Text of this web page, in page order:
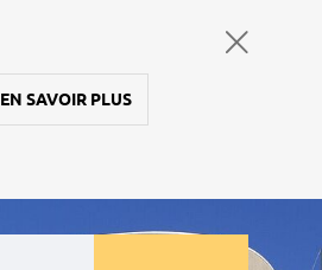
EN SAVOIR PLUS